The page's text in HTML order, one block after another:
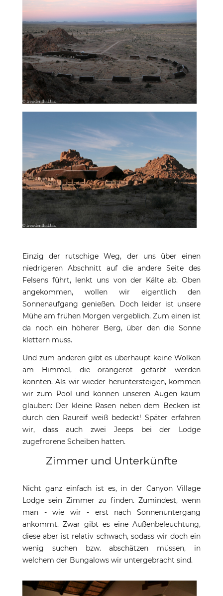
Einzig der rutschige Weg, der uns über einen
niedrigeren Abschnitt auf die andere Seite des
Felsens führt, lenkt uns von der Kälte ab. Oben
angekommen, wollen wir eigentlich den
Sonnenaufgang genießen. Doch leider ist unsere
Mühe am frühen Morgen vergeblich. Zum einen ist
da noch ein höherer Berg, über den die Sonne
klettern muss.
Und zum anderen gibt es überhaupt keine Wolken
am Himmel, die orangerot gefärbt werden
könnten. Als wir wieder heruntersteigen, kommen
wir zum Pool und können unseren Augen kaum
glauben: Der kleine Rasen neben dem Becken ist
durch den Raureif weiß bedeckt! Später erfahren
wir, dass auch zwei Jeeps bei der Lodge
zugefrorene Scheiben hatten.
Zimmer und Unterkünfte
Nicht ganz einfach ist es, in der Canyon Village
Lodge sein Zimmer zu finden. Zumindest, wenn
man - wie wir - erst nach Sonnenuntergang
ankommt. Zwar gibt es eine Außenbeleuchtung,
diese aber ist relativ schwach, sodass wir doch ein
wenig suchen bzw. abschätzen müssen, in
welchem der Bungalows wir untergebracht sind.